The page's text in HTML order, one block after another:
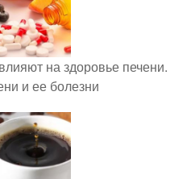
на здоровье печени.
и ее болезни